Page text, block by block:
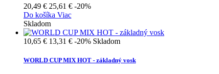
20,49 € 25,61 € -20%
Do košíka Viac
Skladom
10,65 € 13,31 € -20% Skladom
WORLD CUP MIX HOT - základný vosk